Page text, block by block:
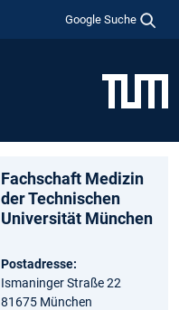
Google Suche
Fachschaft Medizin
der Technischen
Universität München
Postadresse:
Ismaninger Straße 22
81675 München